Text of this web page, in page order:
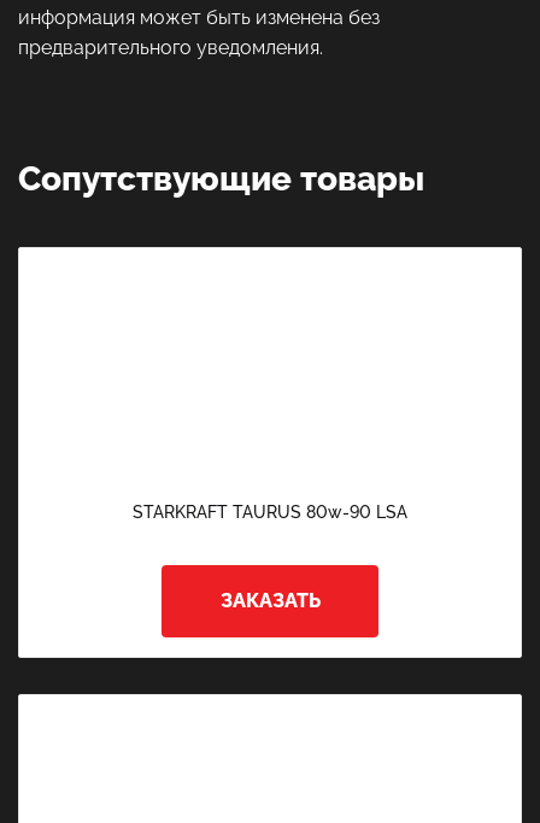
информация может быть изменена без
предварительного уведомления.
Сопутствующие товары
STARKRAFT TAURUS 80w-90 LSA
ЗАКАЗАТЬ